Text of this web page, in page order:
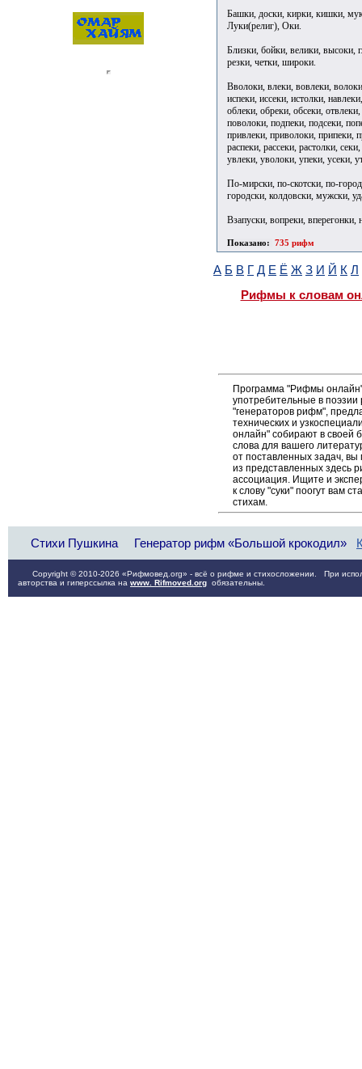
Башки, доски, кирки, кишки,
Луки(религ), Оки.
Близки, бойки, велики, высоки,
резки, четки, широки.
Вволоки, влеки, вовлеки,
испеки, иссеки, истолки,
облеки, обреки, обсеки,
поволоки, подпеки, подсеки,
привлеки, приволоки, припеки,
распеки, рассеки, растолки,
увлеки, уволоки, упеки, усеки,
По-мирски, по-скотски, по-
городски, колдовски, мужски,
Взапуски, вопреки, вперегонки,
Показано: 735 рифм
А Б В Г Д Е Ё Ж З И Й К Л
Рифмы к словам
Программа "Рифмы
употребительные в поэзии
"генераторов рифм",
технических и
онлайн" собирают в своей
слова для вашего
от поставленных задач,
из представленных здесь
ассоциация. Ищите и
к слову "суки" поогут вам
стихам.
Стихи Пушкина Генератор рифм «Большой крокодил»
Copyright © 2010-2026 «Рифмовед.org» - всё о рифме и стихосложении. При
авторства и гиперссылка на www. Rifmoved.org обязательны.